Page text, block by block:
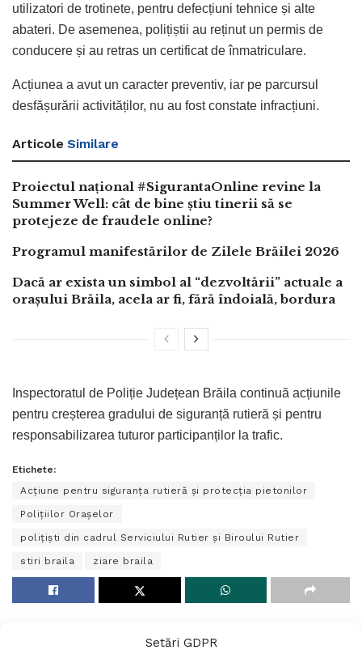
Setări GDPR
utilizatori de trotinete, pentru defecțiuni tehnice și alte
abateri. De asemenea, polițiștii au reținut un permis de
conducere și au retras un certificat de înmatriculare.
Acțiunea a avut un caracter preventiv, iar pe parcursul
desfășurării activităților, nu au fost constate infracțiuni.
Articole Similare
Proiectul național #SigurantaOnline revine la
Summer Well: cât de bine știu tinerii să se
protejeze de fraudele online?
Programul manifestărilor de Zilele Brăilei 2026
Dacă ar exista un simbol al “dezvoltării” actuale a
orașului Brăila, acela ar fi, fără îndoială, bordura
Inspectoratul de Poliție Județean Brăila continuă acțiunile
pentru creșterea gradului de siguranță rutieră și pentru
responsabilizarea tuturor participanților la trafic.
Etichete:
Acțiune pentru siguranța rutieră și protecția pietonilor
Polițiilor Orașelor
polițiști din cadrul Serviciului Rutier și Biroului Rutier
stiri braila ziare braila